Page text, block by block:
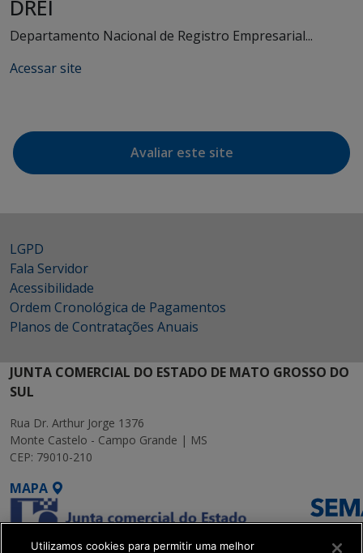
DREI
Departamento Nacional de Registro Empresarial...
Acessar site
Avaliar este site
LGPD
Fala Servidor
Acessibilidade
Ordem Cronológica de Pagamentos
Planos de Contratações Anuais
JUNTA COMERCIAL DO ESTADO DE MATO GROSSO DO
SUL
Rua Dr. Arthur Jorge 1376
Monte Castelo - Campo Grande | MS
CEP: 79010-210
MAPA
Utilizamos cookies para permitir uma melhor